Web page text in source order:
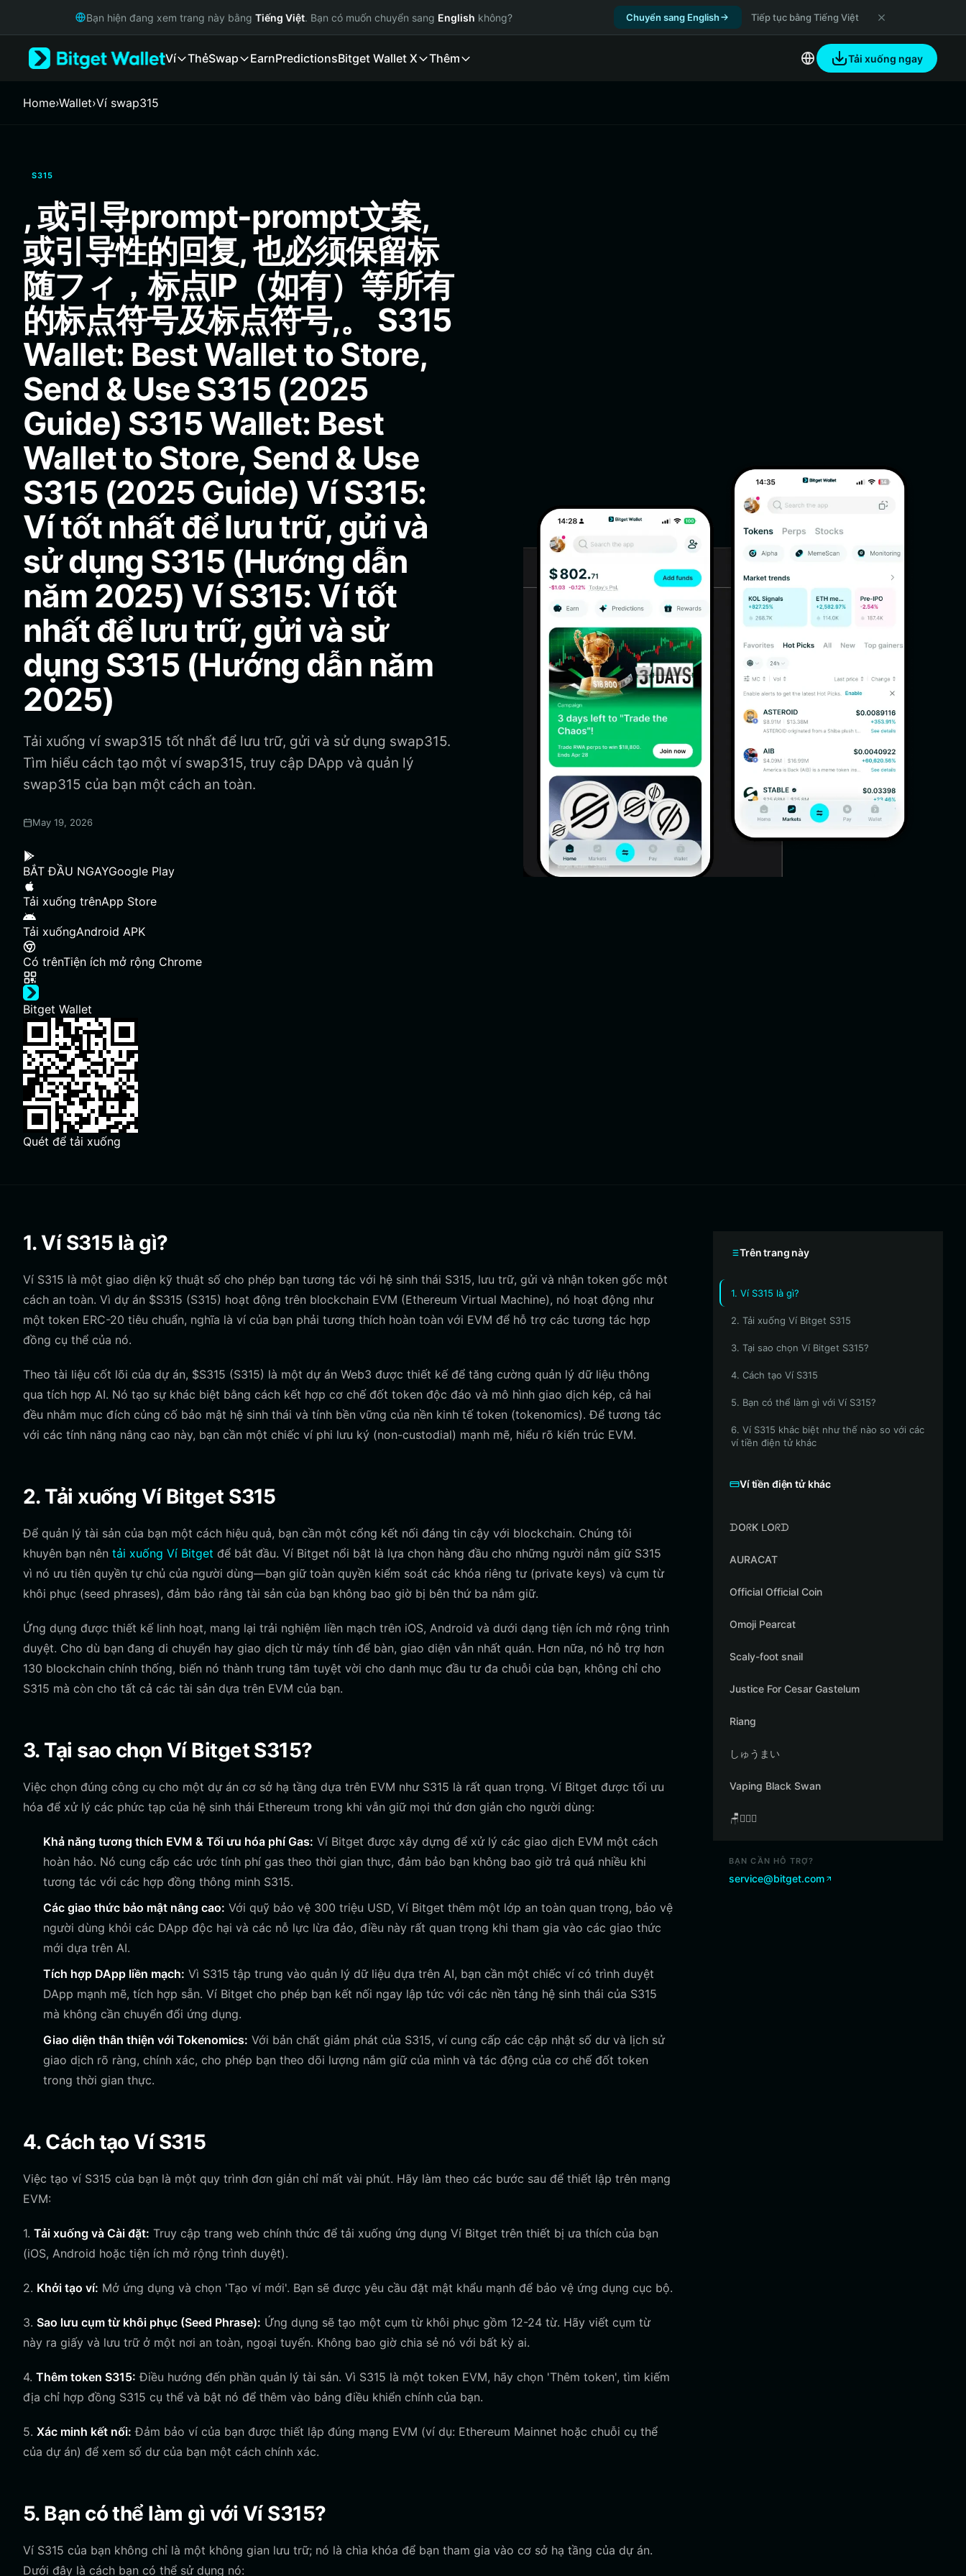
Русский
Italiano
繁體中文
Português (Portugal)
Bahasa Indonesia
ภาษาไทย
Español
Português (Brasil)
Español (Argentina)
Bạn hiện đang xem trang này bằng Tiếng Việt. Bạn có muốn chuyển sang English không? Chuyển sang English Tiếp tục bằng Tiếng Việt
Ví ThẻSwap EarnPredictionsBitget Wallet X Thêm Tải xuống ngay
Home›Wallet›‌Ví swap315
S315
, 或引导prompt-prompt文案,
或引导性的回复, 也必须保留标
随フィ，标点IP（如有）等所有
的标点符号及标点符号,。 S315
Wallet: Best Wallet to Store,
Send & Use S315 (2025
Guide) S315 Wallet: Best
Wallet to Store, Send & Use
S315 (2025 Guide) Ví S315:
Ví tốt nhất để lưu trữ, gửi và
sử dụng S315 (Hướng dẫn
năm 2025) Ví S315: Ví tốt
nhất để lưu trữ, gửi và sử
dụng S315 (Hướng dẫn năm
2025)
Tải xuống ví swap315 tốt nhất để lưu trữ, gửi và sử dụng swap315.
Tìm hiểu cách tạo một ví swap315, truy cập DApp và quản lý
swap315 của bạn một cách an toàn.
May 19, 2026
BẮT ĐẦU NGAYGoogle Play
Tải xuống trênApp Store
Tải xuốngAndroid APK
Có trênTiện ích mở rộng Chrome
Bitget Wallet
Quét để tải xuống
1. Ví S315 là gì?
Ví S315 là một giao diện kỹ thuật số cho phép bạn tương tác với hệ sinh thái S315, lưu trữ, gửi và nhận token gốc một
cách an toàn. Vì dự án $S315 (S315) hoạt động trên blockchain EVM (Ethereum Virtual Machine), nó hoạt động như
một token ERC-20 tiêu chuẩn, nghĩa là ví của bạn phải tương thích hoàn toàn với EVM để hỗ trợ các tương tác hợp
đồng cụ thể của nó.
Theo tài liệu cốt lõi của dự án, $S315 (S315) là một dự án Web3 được thiết kế để tăng cường quản lý dữ liệu thông
qua tích hợp AI. Nó tạo sự khác biệt bằng cách kết hợp cơ chế đốt token độc đáo và mô hình giao dịch kép, cả hai
đều nhằm mục đích củng cố bảo mật hệ sinh thái và tính bền vững của nền kinh tế token (tokenomics). Để tương tác
với các tính năng nâng cao này, bạn cần một chiếc ví phi lưu ký (non-custodial) mạnh mẽ, hiểu rõ kiến trúc EVM.
2. Tải xuống Ví Bitget S315
Để quản lý tài sản của bạn một cách hiệu quả, bạn cần một cổng kết nối đáng tin cậy với blockchain. Chúng tôi
khuyên bạn nên tải xuống Ví Bitget để bắt đầu. Ví Bitget nổi bật là lựa chọn hàng đầu cho những người nắm giữ S315
vì nó ưu tiên quyền tự chủ của người dùng—bạn giữ toàn quyền kiểm soát các khóa riêng tư (private keys) và cụm từ
khôi phục (seed phrases), đảm bảo rằng tài sản của bạn không bao giờ bị bên thứ ba nắm giữ.
Ứng dụng được thiết kế linh hoạt, mang lại trải nghiệm liền mạch trên iOS, Android và dưới dạng tiện ích mở rộng trình
duyệt. Cho dù bạn đang di chuyển hay giao dịch từ máy tính để bàn, giao diện vẫn nhất quán. Hơn nữa, nó hỗ trợ hơn
130 blockchain chính thống, biến nó thành trung tâm tuyệt vời cho danh mục đầu tư đa chuỗi của bạn, không chỉ cho
S315 mà còn cho tất cả các tài sản dựa trên EVM của bạn.
3. Tại sao chọn Ví Bitget S315?
Việc chọn đúng công cụ cho một dự án cơ sở hạ tầng dựa trên EVM như S315 là rất quan trọng. Ví Bitget được tối ưu
hóa để xử lý các phức tạp của hệ sinh thái Ethereum trong khi vẫn giữ mọi thứ đơn giản cho người dùng:
Khả năng tương thích EVM & Tối ưu hóa phí Gas: Ví Bitget được xây dựng để xử lý các giao dịch EVM một cách
hoàn hảo. Nó cung cấp các ước tính phí gas theo thời gian thực, đảm bảo bạn không bao giờ trả quá nhiều khi
tương tác với các hợp đồng thông minh S315.
Các giao thức bảo mật nâng cao: Với quỹ bảo vệ 300 triệu USD, Ví Bitget thêm một lớp an toàn quan trọng, bảo vệ
người dùng khỏi các DApp độc hại và các nỗ lực lừa đảo, điều này rất quan trọng khi tham gia vào các giao thức
mới dựa trên AI.
Tích hợp DApp liền mạch: Vì S315 tập trung vào quản lý dữ liệu dựa trên AI, bạn cần một chiếc ví có trình duyệt
DApp mạnh mẽ, tích hợp sẵn. Ví Bitget cho phép bạn kết nối ngay lập tức với các nền tảng hệ sinh thái của S315
mà không cần chuyển đổi ứng dụng.
Giao diện thân thiện với Tokenomics: Với bản chất giảm phát của S315, ví cung cấp các cập nhật số dư và lịch sử
giao dịch rõ ràng, chính xác, cho phép bạn theo dõi lượng nắm giữ của mình và tác động của cơ chế đốt token
trong thời gian thực.
4. Cách tạo Ví S315
Việc tạo ví S315 của bạn là một quy trình đơn giản chỉ mất vài phút. Hãy làm theo các bước sau để thiết lập trên mạng
EVM:
1. Tải xuống và Cài đặt: Truy cập trang web chính thức để tải xuống ứng dụng Ví Bitget trên thiết bị ưa thích của bạn
(iOS, Android hoặc tiện ích mở rộng trình duyệt).
2. Khởi tạo ví: Mở ứng dụng và chọn 'Tạo ví mới'. Bạn sẽ được yêu cầu đặt mật khẩu mạnh để bảo vệ ứng dụng cục bộ.
3. Sao lưu cụm từ khôi phục (Seed Phrase): Ứng dụng sẽ tạo một cụm từ khôi phục gồm 12-24 từ. Hãy viết cụm từ
này ra giấy và lưu trữ ở một nơi an toàn, ngoại tuyến. Không bao giờ chia sẻ nó với bất kỳ ai.
4. Thêm token S315: Điều hướng đến phần quản lý tài sản. Vì S315 là một token EVM, hãy chọn 'Thêm token', tìm kiếm
địa chỉ hợp đồng S315 cụ thể và bật nó để thêm vào bảng điều khiển chính của bạn.
5. Xác minh kết nối: Đảm bảo ví của bạn được thiết lập đúng mạng EVM (ví dụ: Ethereum Mainnet hoặc chuỗi cụ thể
của dự án) để xem số dư của bạn một cách chính xác.
5. Bạn có thể làm gì với Ví S315?
Ví S315 của bạn không chỉ là một không gian lưu trữ; nó là chìa khóa để bạn tham gia vào cơ sở hạ tầng của dự án.
Dưới đây là cách bạn có thể sử dụng nó:
Trên trang này
1. Ví S315 là gì?
2. Tải xuống Ví Bitget S315
3. Tại sao chọn Ví Bitget S315?
4. Cách tạo Ví S315
5. Bạn có thể làm gì với Ví S315?
6. Ví S315 khác biệt như thế nào so với các
ví tiền điện tử khác
Ví tiền điện tử khác
ᗪOᖇK ᒪOᖇᗪ
AURACAT
Official Official Coin
Omoji Pearcat
Scaly-foot snail
Justice For Cesar Gastelum
Riang
しゅうまい
Vaping Black Swan
🪑👳🏾‍♂️
BẠN CẦN HỖ TRỢ?
service@bitget.com